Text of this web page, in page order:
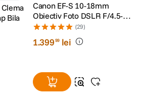
Bila
Canon EF-S 10-18mm
Obiectiv Foto DSLR F/4.5-5.6
IS STM
(29)
1.39999 lei